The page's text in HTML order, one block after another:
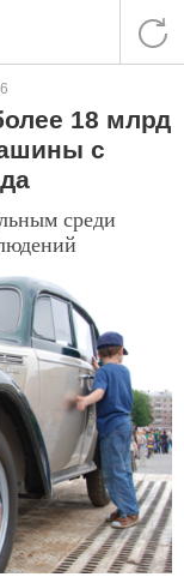
18 млрд
с
среди